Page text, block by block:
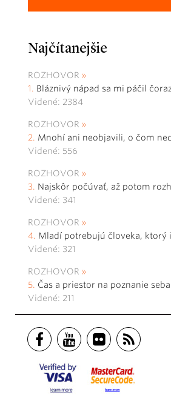
Najčítanejšie
ROZHOVOR
Bláznivý nápad sa mi páčil
Videné: 2384
ROZHOVOR
Mnohí ani neobjavili, o čom
Videné: 556
ROZHOVOR
Najskôr počúvať, až potom
Videné: 341
ROZHOVOR
Mladí potrebujú človeka, ktorý
Videné: 321
ROZHOVOR
Čas a priestor na poznanie
Videné: 211